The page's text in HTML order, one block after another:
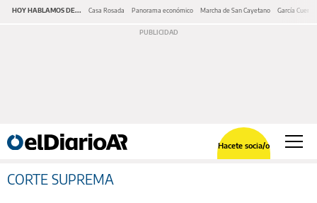
HOY HABLAMOS DE... Casa Rosada Panorama económico Marcha de San Cayetano García Cuerva
Hacete socia/o
CORTE SUPREMA